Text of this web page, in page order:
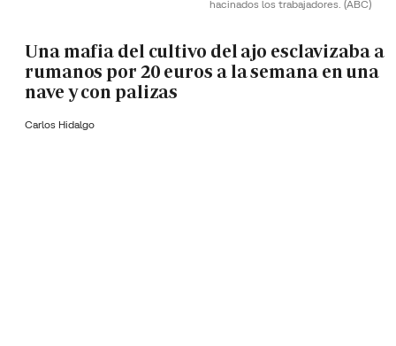
hacinados los trabajadores. (ABC)
Una mafia del cultivo del ajo esclavizaba a
rumanos por 20 euros a la semana en una
nave y con palizas
Carlos Hidalgo